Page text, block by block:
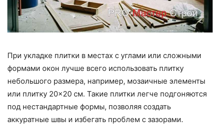
При укладке плитки в местах с углами или сложными
формами окон лучше всего использовать плитку
небольшого размера, например, мозаичные элементы
или плитку 20×20 см. Такие плитки легче подгоняются
под нестандартные формы, позволяя создать
аккуратные швы и избегать проблем с зазорами.